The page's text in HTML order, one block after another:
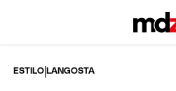
ESTILO |LANGOSTA